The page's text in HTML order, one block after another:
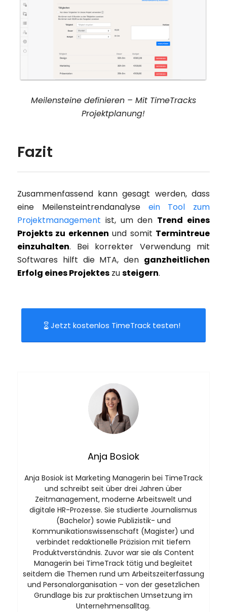
Meilensteine definieren – Mit TimeTracks
Projektplanung!
Fazit
Zusammenfassend kann gesagt werden, dass
eine Meilensteintrendanalyse ein Tool zum
Projektmanagement ist, um den Trend eines
Projekts zu erkennen und somit Termintreue
einzuhalten. Bei korrekter Verwendung mit
Softwares hilft die MTA, den ganzheitlichen
Erfolg eines Projekteszusteigern.
Jetzt kostenlos TimeTrack testen!
Anja Bosiok
Anja Bosiok ist Marketing Managerin bei TimeTrack
und schreibt seit über drei Jahren über
Zeitmanagement, moderne Arbeitswelt und
digitale HR-Prozesse. Sie studierte Journalismus
(Bachelor) sowie Publizistik- und
Kommunikationswissenschaft (Magister) und
verbindet redaktionelle Präzision mit tiefem
Produktverständnis. Zuvor war sie als Content
Managerin bei TimeTrack tätig und begleitet
seitdem die Themen rund um Arbeitszeiterfassung
und Personalorganisation – von der gesetzlichen
Grundlage bis zur praktischen Umsetzung im
Unternehmensalltag.